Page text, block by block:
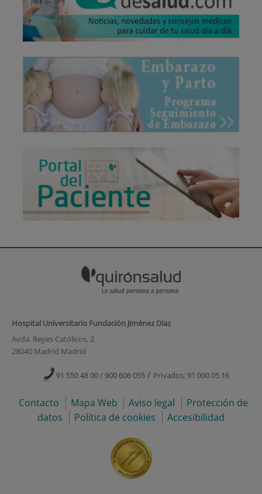
Hospital Universitario Fundación Jiménez Díaz
Avda. Reyes Católicos, 2
28040 Madrid Madrid
91 550 48 00 / 900 606 055 / Privados: 91 090 05 16
Contacto Mapa Web Aviso legal
Protección de
datos
Política de cookies Accesibilidad